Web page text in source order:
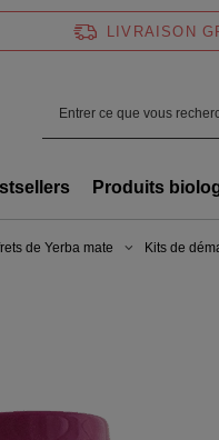
LIVRAISON
Produits
de Yerba mate Kits de